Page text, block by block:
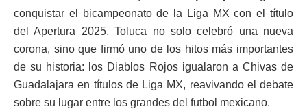
conquistar el bicampeonato de la Liga MX con el título
del Apertura 2025, Toluca no solo celebró una nueva
corona, sino que firmó uno de los hitos más importantes
de su historia: los Diablos Rojos igualaron a Chivas de
Guadalajara en títulos de Liga MX, reavivando el debate
sobre su lugar entre los grandes del futbol mexicano.